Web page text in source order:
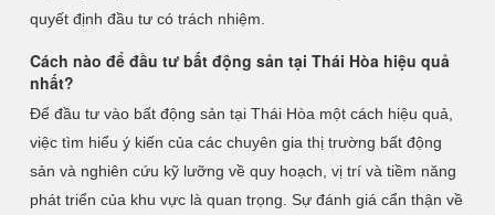
quyết định đầu tư có trách nhiệm.
Cách nào để đầu tư bất động sản tại Thái Hòa hiệu quả
nhất?
Để đầu tư vào bất động sản tại Thái Hòa một cách hiệu quả,
việc tìm hiểu ý kiến của các chuyên gia thị trường bất động
sản và nghiên cứu kỹ lưỡng về quy hoạch, vị trí và tiềm năng
phát triển của khu vực là quan trọng. Sự đánh giá cẩn thận về